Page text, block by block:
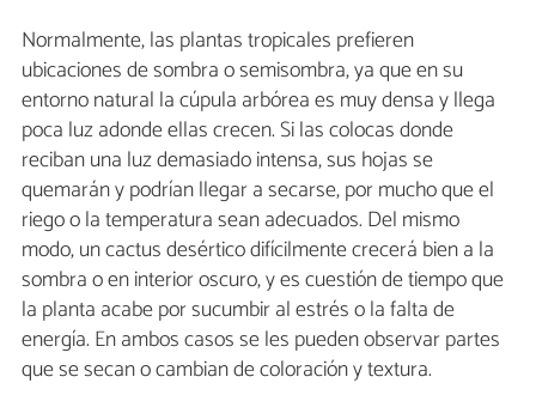
Normalmente, las plantas tropicales prefieren
ubicaciones de sombra o semisombra, ya que en su
entorno natural la cúpula arbórea es muy densa y llega
poca luz adonde ellas crecen. Si las colocas donde
reciban una luz demasiado intensa, sus hojas se
quemarán y podrían llegar a secarse, por mucho que el
riego o la temperatura sean adecuados. Del mismo
modo, un cactus desértico difícilmente crecerá bien a la
sombra o en interior oscuro, y es cuestión de tiempo que
la planta acabe por sucumbir al estrés o la falta de
energía. En ambos casos se les pueden observar partes
que se secan o cambian de coloración y textura.